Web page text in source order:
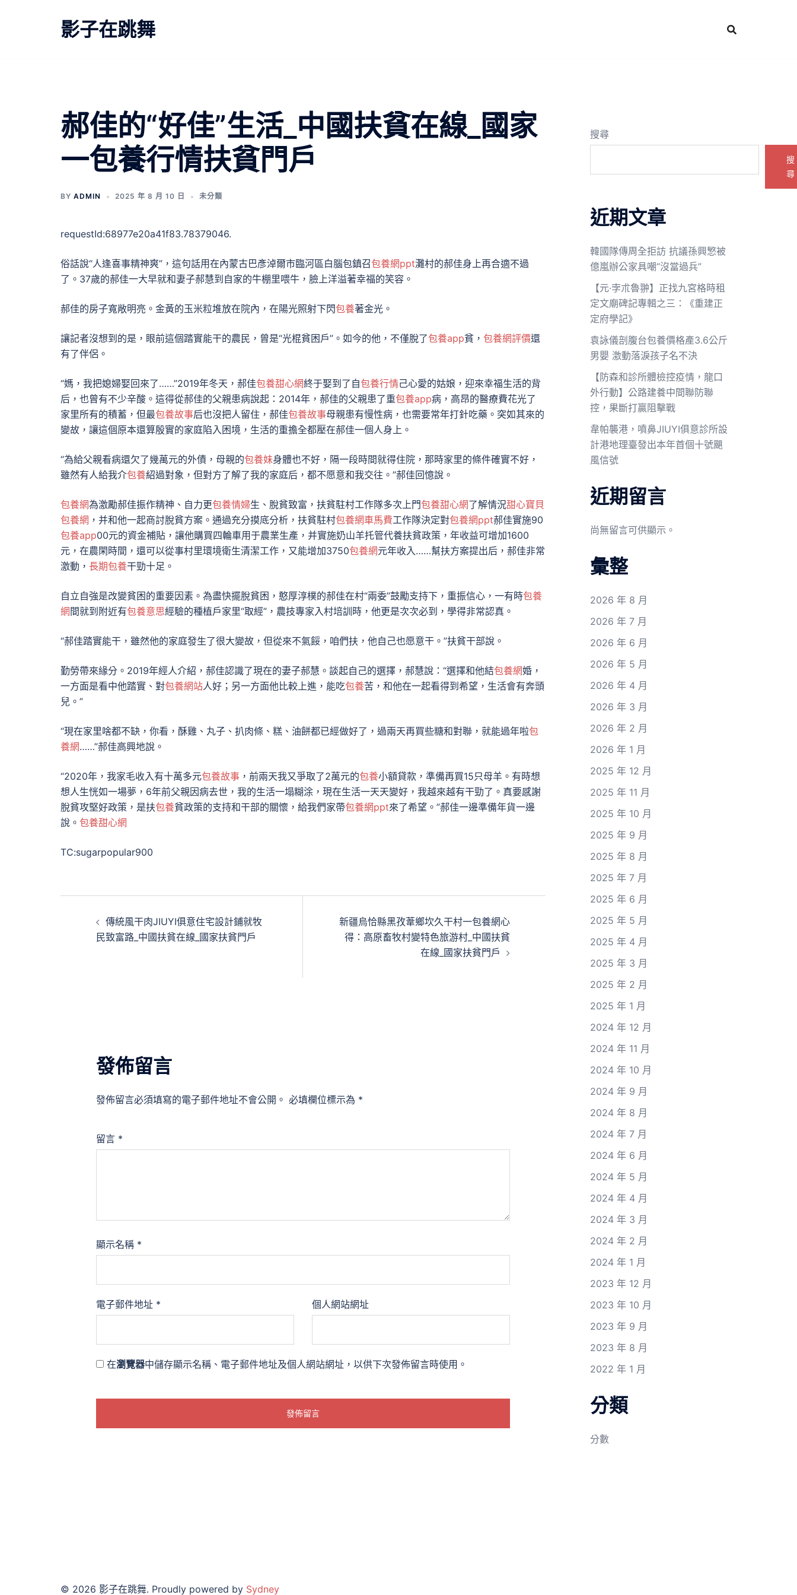
影子在跳舞
郝佳的“好佳”生活_中國扶貧在線_國家
一包養行情扶貧門戶
BY ADMIN 2025 年 8 月 10 日 未分類
requestId:68977e20a41f83.78379046.
俗話說“人逢喜事精神爽”，這句話用在內蒙古巴彥淖爾市臨河區白腦包鎮召包養網ppt灘村的郝佳身上再合適不過
了。37歲的郝佳一大早就和妻子郝慧到自家的牛棚里喂牛，臉上洋溢著幸福的笑容。
郝佳的房子寬敞明亮。金黃的玉米粒堆放在院內，在陽光照射下閃包養著金光。
讓記者沒想到的是，眼前這個踏實能干的農民，曾是“光棍貧困戶”。如今的他，不僅脫了包養app貧， 包養網評價還
有了伴侶。
“媽，我把媳婦娶回來了……”2019年冬天，郝佳包養甜心網終于娶到了自包養行情己心愛的姑娘，迎來幸福生活的背
后，也曾有不少辛酸。這得從郝佳的父親患病說起：2014年，郝佳的父親患了重包養app病，高昂的醫療費花光了
家里所有的積蓄，但最包養故事后也沒把人留住，郝佳包養故事母親患有慢性病，也需要常年打針吃藥。突如其來的
變故，讓這個原本還算殷實的家庭陷入困境，生活的重擔全都壓在郝佳一個人身上。
“為給父親看病還欠了幾萬元的外債，母親的包養妹身體也不好，隔一段時間就得住院，那時家里的條件確實不好，
雖然有人給我介包養紹過對象，但對方了解了我的家庭后，都不愿意和我交往。”郝佳回憶說。
包養網為激勵郝佳振作精神、自力更包養情婦生、脫貧致富，扶貧駐村工作隊多次上門包養甜心網了解情況甜心寶貝
包養網 ，并和他一起商討脫貧方案。通過充分摸底分析，扶貧駐村包養網車馬費工作隊決定對包養網ppt郝佳實施90
包養app00元的資金補貼，讓他購買四輪車用于農業生產，并實施奶山羊托管代養扶貧政策，年收益可增加1600
元，在農閑時間，還可以從事村里環境衛生清潔工作，又能增加3750包養網元年收入……幫扶方案提出后，郝佳非常
激動， 長期包養干勁十足。
自立自強是改變貧困的重要因素。為盡快擺脫貧困，憨厚淳樸的郝佳在村“兩委”鼓勵支持下，重振信心，一有時包養
網 間就到附近有包養意思經驗的種植戶家里“取經”，農技專家入村培訓時，他更是次次必到，學得非常認真。
“郝佳踏實能干，雖然他的家庭發生了很大變故，但從來不氣餒，咱們扶，他自己也愿意干。”扶貧干部說。
勤勞帶來緣分。2019年經人介紹，郝佳認識了現在的妻子郝慧。談起自己的選擇，郝慧說：“選擇和他結包養網婚，
一方面是看中他踏實、對包養網站人好；另一方面他比較上進，能吃包養苦，和他在一起看得到希望，生活會有奔頭
兒。”
“現在家里啥都不缺，你看，酥雞、丸子、扒肉條、糕、油餅都已經做好了，過兩天再買些糖和對聯，就能過年啦包
養網……”郝佳高興地說。
“2020年，我家毛收入有十萬多元包養故事 ，前兩天我又爭取了2萬元的包養小額貸款，準備再買15只母羊。有時想
想人生恍如一場夢，6年前父親因病去世，我的生活一塌糊涂，現在生活一天天變好，我越來越有干勁了。真要感謝
脫貧攻堅好政策，是扶包養貧政策的支持和干部的關懷，給我們家帶包養網ppt來了希望。”郝佳一邊準備年貨一邊
說。 包養甜心網
TC:sugarpopular900
傳統風干肉JIUYI俱意住宅設計鋪就牧
民致富路_中國扶貧在線_國家扶貧門戶
新疆烏恰縣黑孜葦鄉坎久干村一包養網心
得：高原畜牧村變特色旅游村_中國扶貧
在線_國家扶貧門戶
發佈留言
發佈留言必須填寫的電子郵件地址不會公開。 必填欄位標示為 *
留言 *
顯示名稱 *
電子郵件地址 * 個人網站網址
在瀏覽器中儲存顯示名稱、電子郵件地址及個人網站網址，以供下次發佈留言時使用。
搜尋
搜
尋
近期文章
韓國隊傳周全拒訪 抗議孫興慜被
億嵐辦公家具嘲“沒當過兵”
【元·孛朮魯翀】正找九宮格時租
定文廟碑記專輯之三：《重建正
定府學記》
袁詠儀剖腹台包養價格產3.6公斤
男嬰 激動落淚孩子名不決
【防森和診所體檢控疫情，龍口
外行動】公路建養中間聯防聯
控，果斷打贏阻擊戰
韋帕襲港，噴鼻JIUYI俱意診所設
計港地理臺發出本年首個十號颶
風信號
近期留言
尚無留言可供顯示。
彙整
2026 年 8 月
2026 年 7 月
2026 年 6 月
2026 年 5 月
2026 年 4 月
2026 年 3 月
2026 年 2 月
2026 年 1 月
2025 年 12 月
2025 年 11 月
2025 年 10 月
2025 年 9 月
2025 年 8 月
2025 年 7 月
2025 年 6 月
2025 年 5 月
2025 年 4 月
2025 年 3 月
2025 年 2 月
2025 年 1 月
2024 年 12 月
2024 年 11 月
2024 年 10 月
2024 年 9 月
2024 年 8 月
2024 年 7 月
2024 年 6 月
2024 年 5 月
2024 年 4 月
2024 年 3 月
2024 年 2 月
2024 年 1 月
2023 年 12 月
2023 年 10 月
2023 年 9 月
2023 年 8 月
2022 年 1 月
分類
分數
© 2026 影子在跳舞. Proudly powered by Sydney